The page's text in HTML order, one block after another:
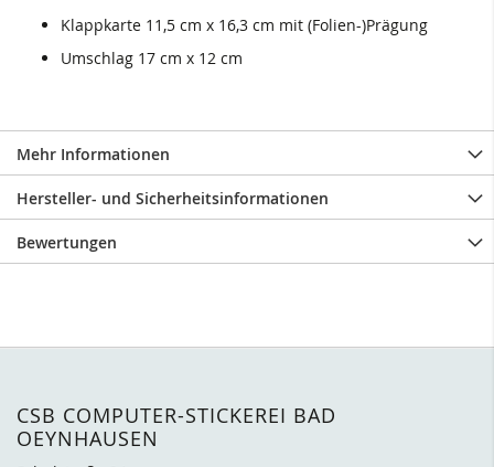
Klappkarte 11,5 cm x 16,3 cm mit (Folien-)Prägung
Umschlag 17 cm x 12 cm
Mehr Informationen
Hersteller- und Sicherheitsinformationen
Bewertungen
CSB COMPUTER-STICKEREI BAD
OEYNHAUSEN